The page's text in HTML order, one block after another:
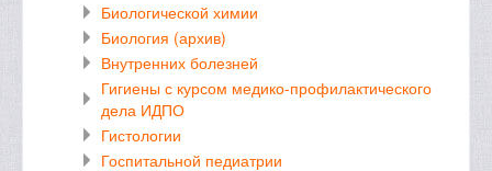
Биологической химии
Биология (архив)
Внутренних болезней
Гигиены с курсом медико-профилактического
дела ИДПО
Гистологии
Госпитальной педиатрии